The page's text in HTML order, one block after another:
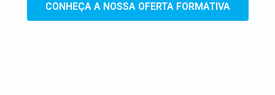
CONHEÇA A NOSSA OFERTA FORMATIVA